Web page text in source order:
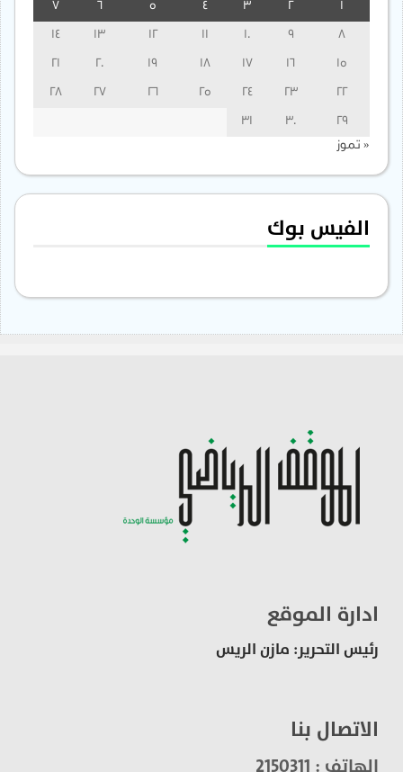
3
13
14
15
16
17
18
19
20
21
22
23
24
25
26
27
28
29
30
31
« تموز
الفيس بوك
ادارة الموقع
رئيس التحرير: مازن الريس
الاتصال بنا